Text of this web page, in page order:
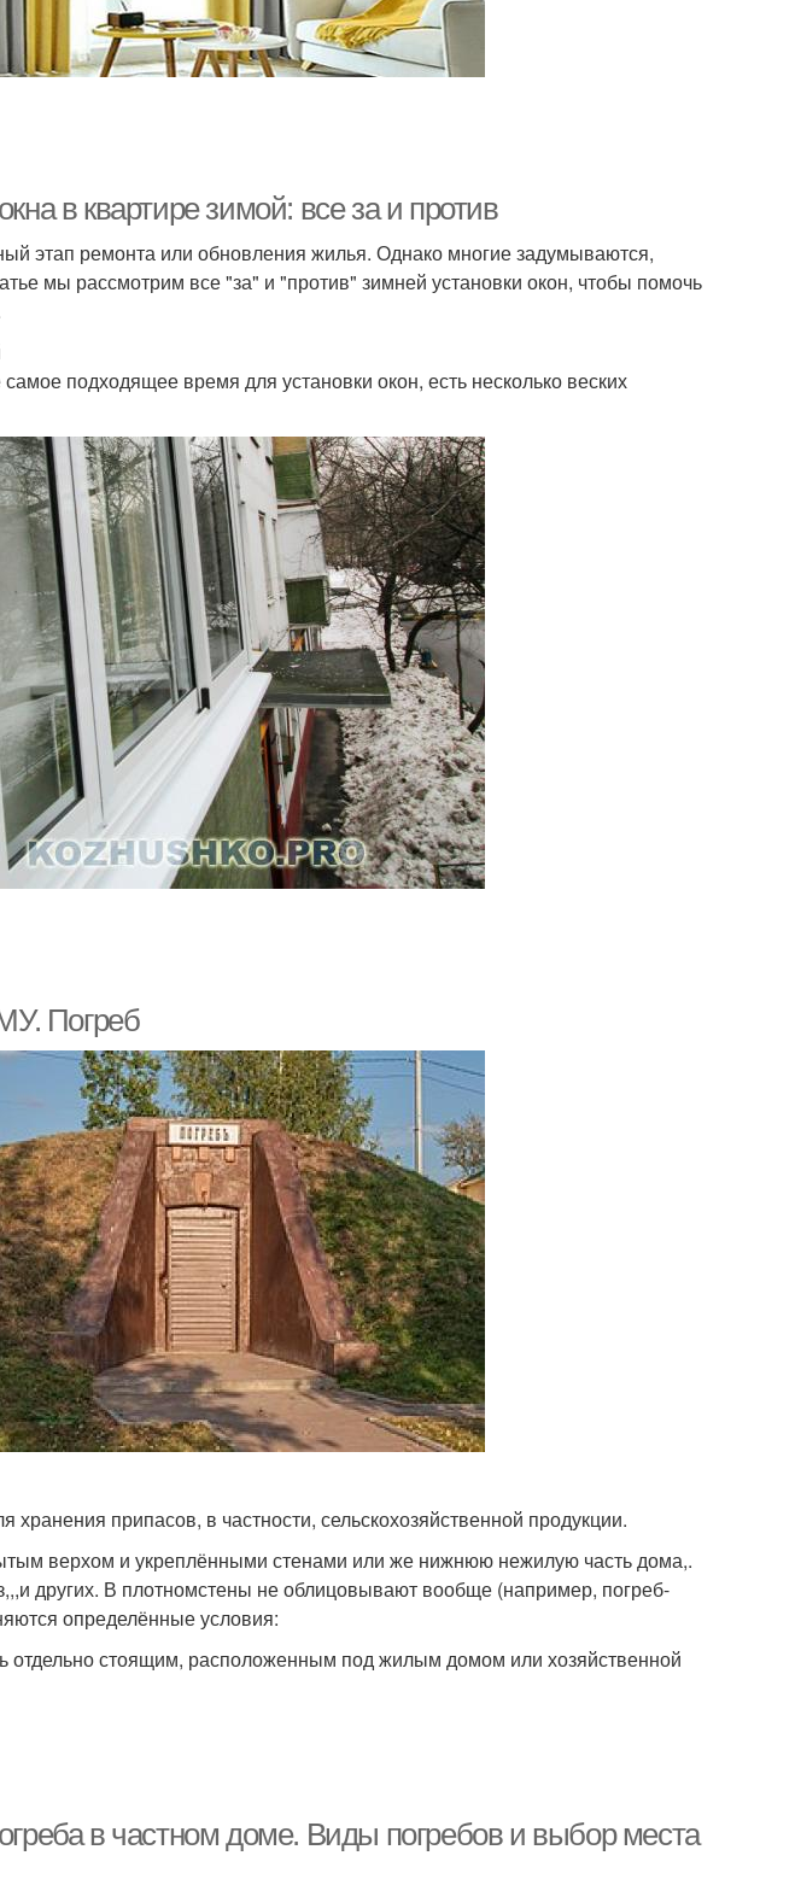
в квартире зимой: все за и против
этап ремонта или обновления жилья. Однако многие задумываются,
мы рассмотрим все "за" и "против" зимней установки окон, чтобы помочь
подходящее время для установки окон, есть несколько веских
Погреб
припасов, в частности, сельскохозяйственной продукции.
верхом и укреплёнными стенами или же нижнюю нежилую часть дома,.
других. В плотномстены не облицовывают вообще (например, погреб-
определённые условия:
стоящим, расположенным под жилым домом или хозяйственной
в частном доме. Виды погребов и выбор места